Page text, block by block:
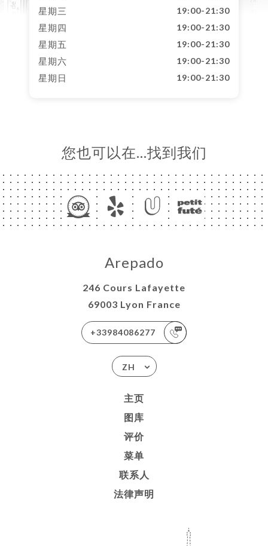
星期三 19:00-21:30
星期四 19:00-21:30
星期五 19:00-21:30
星期六 19:00-21:30
星期日 19:00-21:30
您也可以在…找到我们
Arepado
246 Cours Lafayette
69003 Lyon France
+33984086277
ZH
主页
图库
评价
菜单
联系人
法律声明